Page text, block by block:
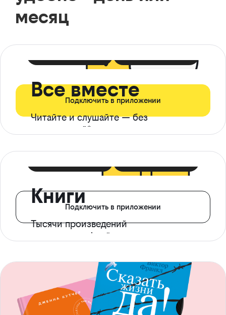
месяц
Все вместе
Читайте и слушайте — без
ограничений*
Подключить в приложении
Книги
Тысячи произведений
с доступом офлайн
Подключить в приложении